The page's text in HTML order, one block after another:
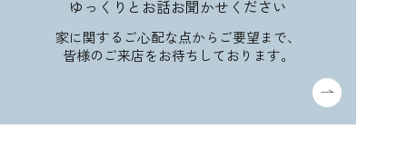
ゆっくりとお話お聞かせください
家に関するご心配な点からご要望まで、
皆様のご来店をお待ちしております。